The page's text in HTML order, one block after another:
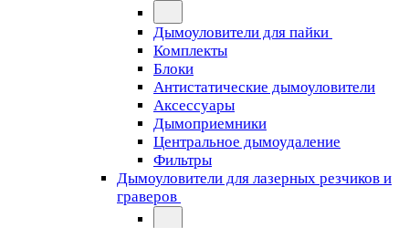
Дымоуловители для пайки
Комплекты
Блоки
Антистатические дымоуловители
Аксессуары
Дымоприемники
Центральное дымоудаление
Фильтры
Дымоуловители для лазерных резчиков и
граверов